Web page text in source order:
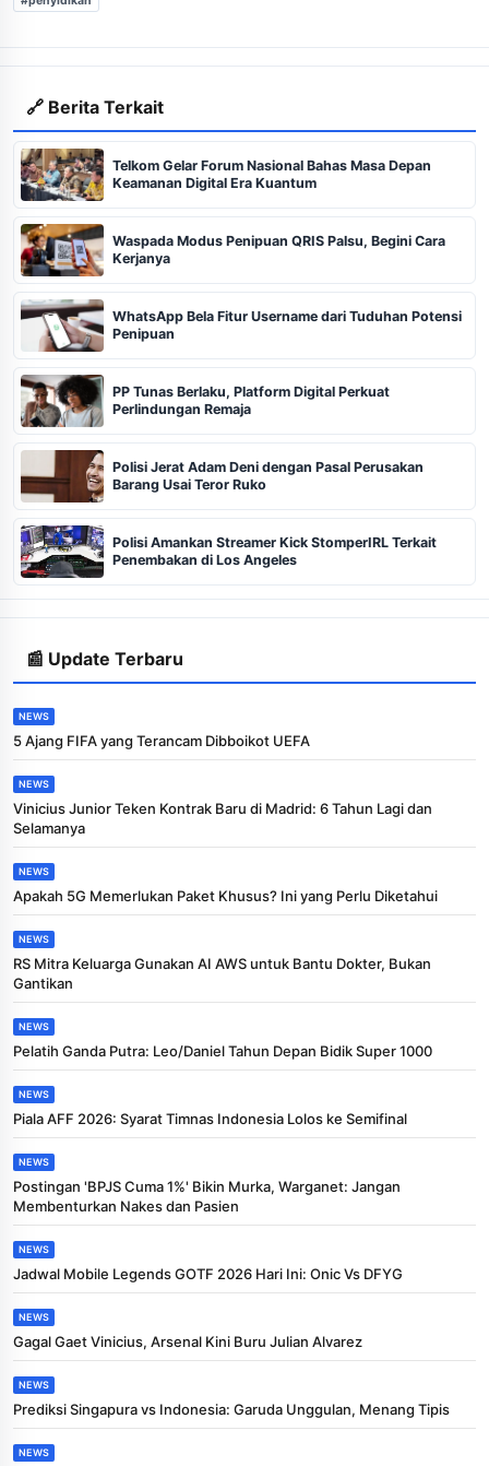
🔗 Berita Terkait
Telkom Gelar Forum Nasional Bahas Masa Depan
Keamanan Digital Era Kuantum
Waspada Modus Penipuan QRIS Palsu, Begini Cara
Kerjanya
WhatsApp Bela Fitur Username dari Tuduhan Potensi
Penipuan
PP Tunas Berlaku, Platform Digital Perkuat
Perlindungan Remaja
Polisi Jerat Adam Deni dengan Pasal Perusakan
Barang Usai Teror Ruko
Polisi Amankan Streamer Kick StomperIRL Terkait
Penembakan di Los Angeles
📰 Update Terbaru
NEWS
5 Ajang FIFA yang Terancam Dibboikot UEFA
NEWS
Vinicius Junior Teken Kontrak Baru di Madrid: 6 Tahun Lagi dan
Selamanya
NEWS
Apakah 5G Memerlukan Paket Khusus? Ini yang Perlu Diketahui
NEWS
RS Mitra Keluarga Gunakan AI AWS untuk Bantu Dokter, Bukan
Gantikan
NEWS
Pelatih Ganda Putra: Leo/Daniel Tahun Depan Bidik Super 1000
NEWS
Piala AFF 2026: Syarat Timnas Indonesia Lolos ke Semifinal
NEWS
Postingan 'BPJS Cuma 1%' Bikin Murka, Warganet: Jangan
Membenturkan Nakes dan Pasien
NEWS
Jadwal Mobile Legends GOTF 2026 Hari Ini: Onic Vs DFYG
NEWS
Gagal Gaet Vinicius, Arsenal Kini Buru Julian Alvarez
NEWS
Prediksi Singapura vs Indonesia: Garuda Unggulan, Menang Tipis
NEWS